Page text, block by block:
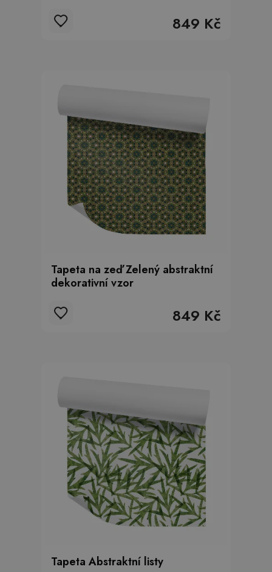
849 Kč
Tapeta na zeď Zelený abstraktní
dekorativní vzor
849 Kč
Tapeta Abstraktní listy